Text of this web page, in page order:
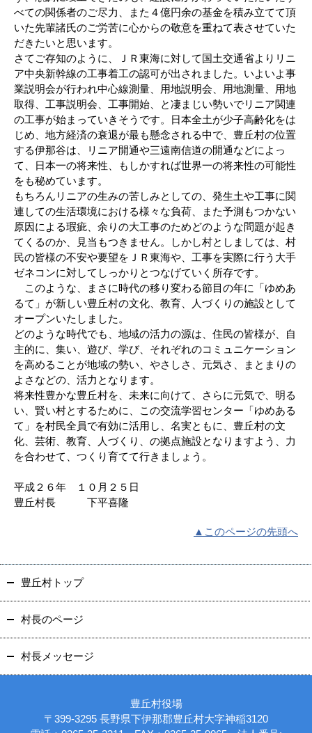
べての関係者のご尽力、また４億円余の基金を積み立てて頂
いた先輩諸氏のご労苦に心からの敬意を重ねて表させていた
だきたいと思います。
さてご存知のように、ＪＲ東海に対して国土交通省よりリニ
ア中央新幹線の工事着工の認可が出されました。いよいよ事
業説明会が行われ中心線測量、用地説明会、用地測量、用地
取得、工事説明会、工事開始、と凄まじい勢いでリニア関連
の工事が始まっていきそうです。日本全土が少子高齢化をは
じめ、地方経済の衰退が最も懸念される中で、豊丘村の位置
する伊那谷は、リニア開通や三遠南信道の開通などによっ
て、日本一の将来性、もしかすれば世界一の将来性の可能性
をも秘めています。
もちろんリニアの生みの苦しみとしての、発生土や工事に関
連しての生活環境における様々な負荷、また予測もつかない
原因による瑕疵、余りの大工事のためどのような問題が起き
てくるのか、見当もつきません。しかし村としましては、村
民の皆様の不安や要望をＪＲ東海や、工事を実際に行う大手
ゼネコンに対してしっかりとつなげていく所存です。
このような、まさに時代の移り変わる節目の年に「ゆめあ
るて」が新しい豊丘村の文化、教育、人づくりの施設として
オープンいたしました。
どのような時代でも、地域の活力の源は、住民の皆様が、自
主的に、集い、遊び、学び、それぞれのコミュニケーション
を高めることが地域の勢い、やさしさ、元気さ、まとまりの
よさなどの、活力となります。
将来性豊かな豊丘村を、未来に向けて、さらに元気で、明る
い、賢い村とするために、この交流学習センター「ゆめある
て」を村民全員で有効に活用し、名実ともに、豊丘村の文
化、芸術、教育、人づくり、の拠点施設となりますよう、力
を合わせて、つくり育てて行きましょう。
平成２６年 １０月２５日
豊丘村長 下平喜隆
▲このページの先頭へ
豊丘村トップ
村長のページ
村長メッセージ
豊丘村役場
〒399-3295 長野県下伊那郡豊丘村大字神稲3120